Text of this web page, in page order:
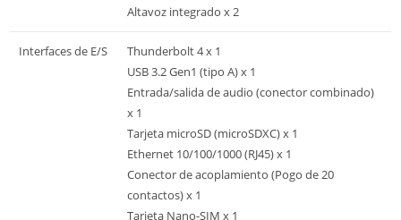
Altavoz integrado x 2
Interfaces de E/S
Thunderbolt 4 x 1
USB 3.2 Gen1 (tipo A) x 1
Entrada/salida de audio (conector combinado)
x 1
Tarjeta microSD (microSDXC) x 1
Ethernet 10/100/1000 (RJ45) x 1
Conector de acoplamiento (Pogo de 20
contactos) x 1
Tarjeta Nano-SIM x 1